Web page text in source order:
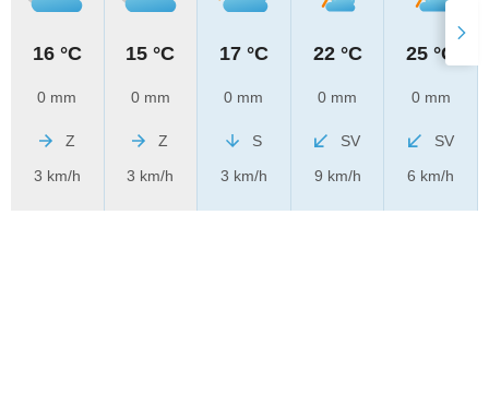
16 °C
0 mm
Z
3 km/h
15 °C
0 mm
Z
3 km/h
17 °C
0 mm
S
3 km/h
22 °C
0 mm
SV
9 km/h
25 °C
0 mm
SV
6 km/h